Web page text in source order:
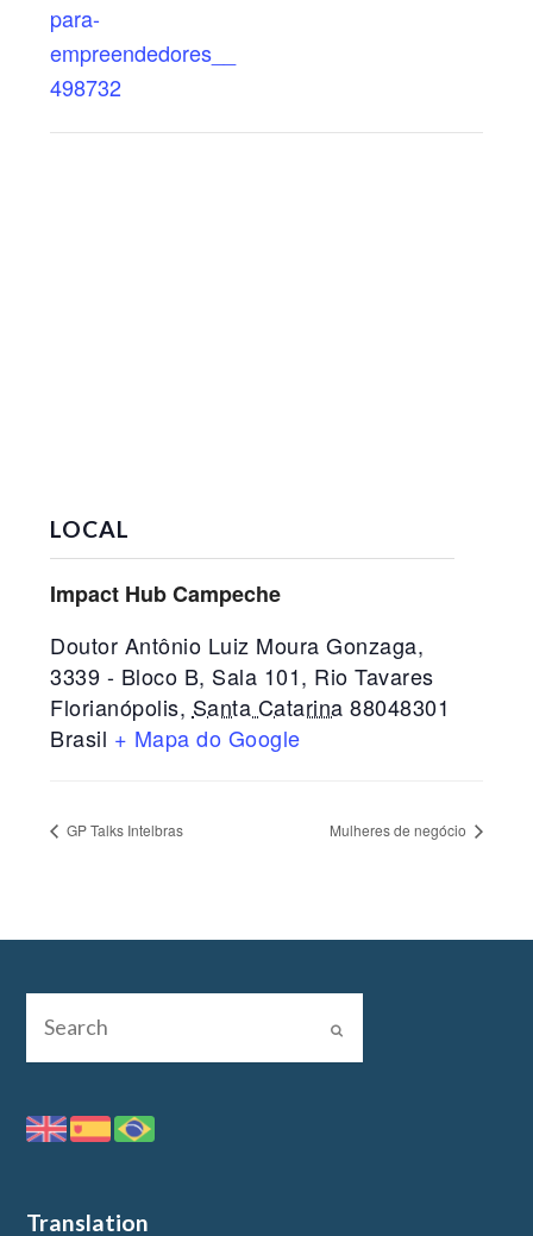
para-
empreendedores__
498732
LOCAL
Impact Hub Campeche
Doutor Antônio Luiz Moura Gonzaga,
3339 - Bloco B, Sala 101, Rio Tavares
Florianópolis, Santa Catarina 88048301
Brasil + Mapa do Google
GP Talks Intelbras Mulheres de negócio
Translation